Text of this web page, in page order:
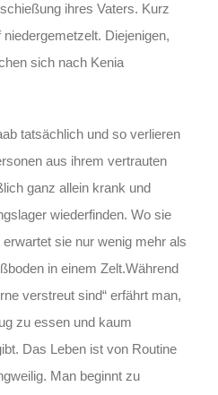
ihres Vaters. Kurz
Diejenigen,
sich nach Kenia
tatsächlich und so verlieren
aus ihrem vertrauten
ganz allein krank und
wiederfinden. Wo sie
sie nur wenig mehr als
in einem Zelt.Während
verstreut sind“ erfährt man,
zu essen und kaum
Das Leben ist von Routine
Man beginnt zu